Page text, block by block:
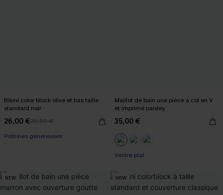
Bikini color block olive et bas taille
standard noir
26,00 €29,00 €
Poitrines généreuses
Maillot de bain une pièce à col en V
et imprimé paisley
35,00 €
Ventre plat
NEW NEW